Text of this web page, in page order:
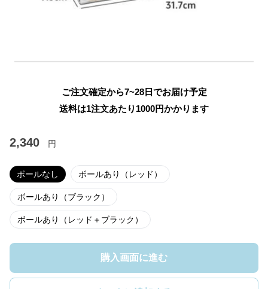
ご注文確定から7~28日でお届け予定
送料は1注文あたり 1000円かかります
2,340 円
ボールなし ボールあり（レッド）
ボールあり（ブラック）
ボールあり（レッド＋ブラック）
購入画面に進む